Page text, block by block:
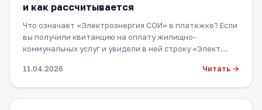
и как рассчитывается
Что означает «Электроэнергия СОИ» в платежке? Если
вы получили квитанцию на оплату жилищно-
коммунальных услуг и увидели в ней строку «Элект…
11.04.2026 Читать →